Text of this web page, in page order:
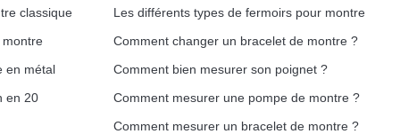
classique
en métal
en 20
Les différents types de fermoirs pour montre
Comment changer un bracelet de montre ?
Comment bien mesurer son poignet ?
Comment mesurer une pompe de montre ?
Comment mesurer un bracelet de montre ?